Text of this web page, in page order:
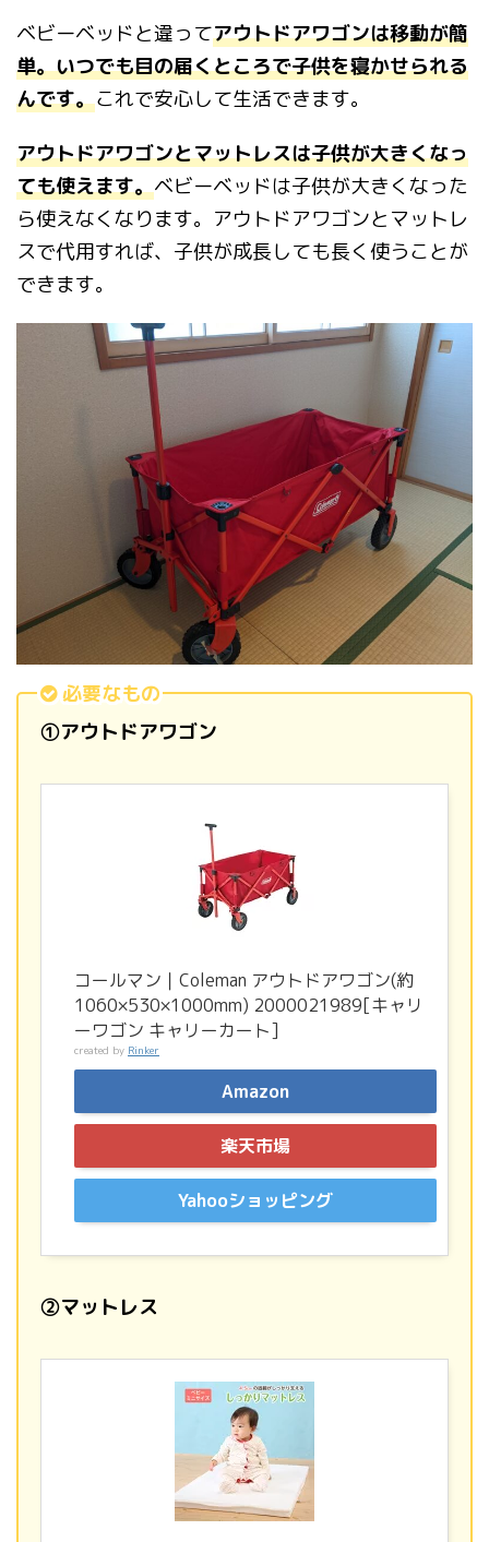
ベビーベッドと違ってアウトドアワゴンは移動が簡
単。いつでも目の届くところで子供を寝かせられる
んです。これで安心して生活できます。
アウトドアワゴンとマットレスは子供が大きくなっ
ても使えます。ベビーベッドは子供が大きくなった
ら使えなくなります。アウトドアワゴンとマットレ
スで代用すれば、子供が成長しても長く使うことが
できます。
必要なもの
①アウトドアワゴン
コールマン｜Coleman アウトドアワゴン(約
1060×530×1000mm) 2000021989[キャリ
ーワゴン キャリーカート]
created by Rinker
Amazon
楽天市場
Yahooショッピング
②マットレス